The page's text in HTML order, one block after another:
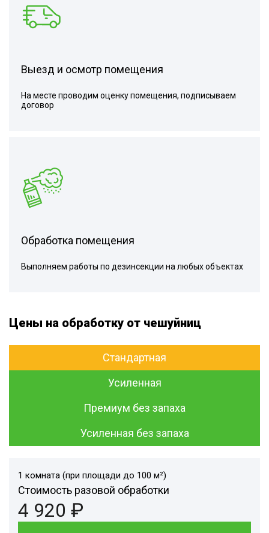
Выезд и осмотр помещения
На месте проводим оценку помещения, подписываем
договор
Обработка помещения
Выполняем работы по дезинсекции на любых объектах
Цены на обработку от чешуйниц
Стандартная
Усиленная
Премиум без запаха
Усиленная без запаха
1 комната (при площади до 100 м²)
Стоимость разовой обработки
4 920 ₽